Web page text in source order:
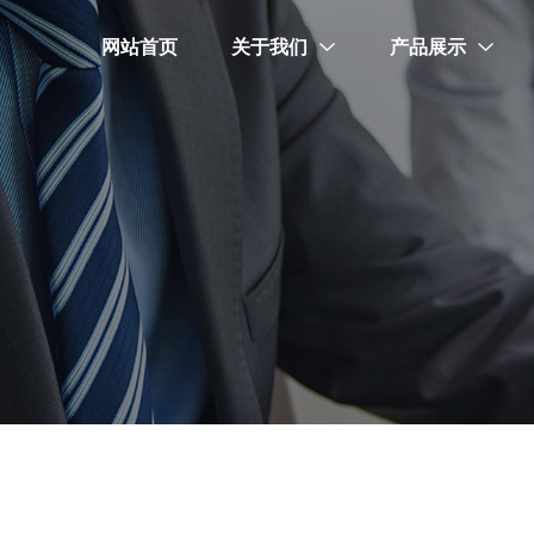
网站首页 关于我们 产品展示